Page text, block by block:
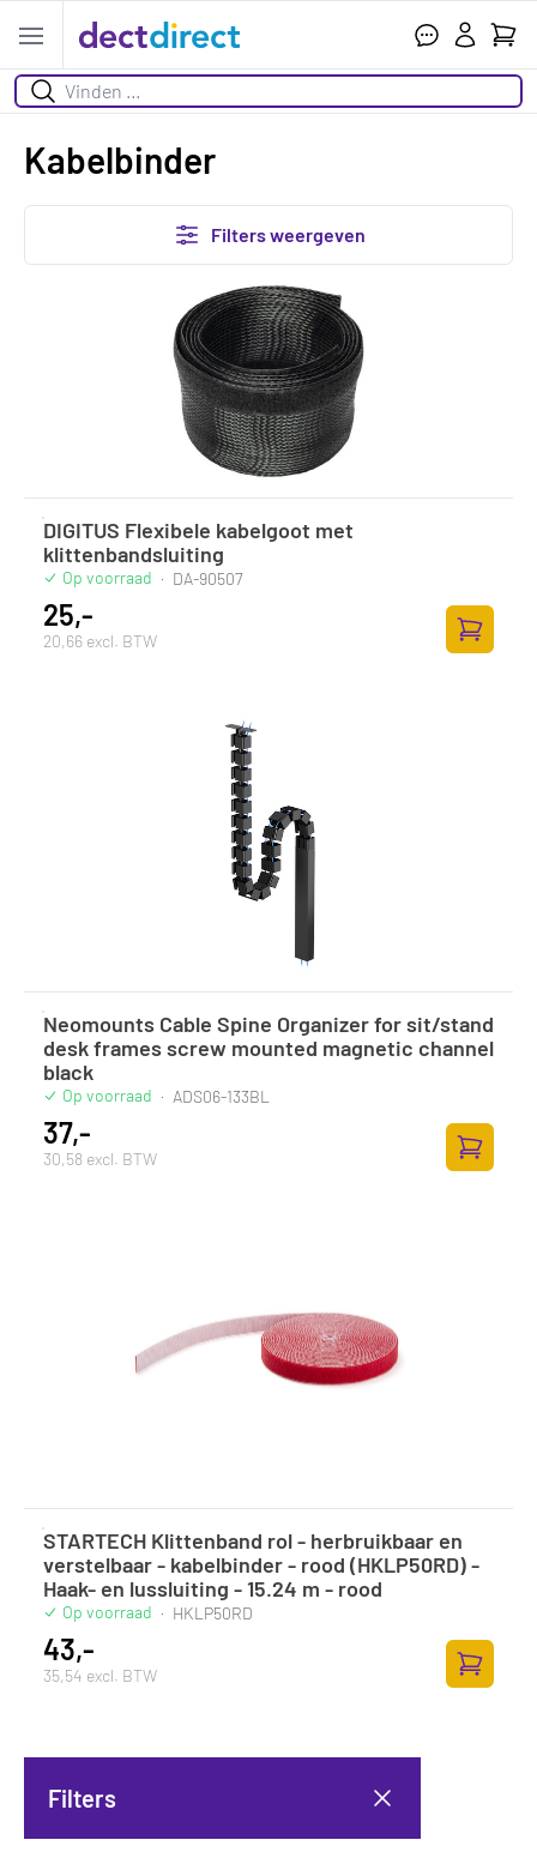
Open menu
Zoeken
Kabelbinder
Filters weergeven
Filters
DIGITUS Flexibele kabelgoot met
klittenbandsluiting
Op voorraad · DA-90507
25,-
20,66 excl. BTW
Neomounts Cable Spine Organizer for sit/stand
desk frames screw mounted magnetic channel
black
Op voorraad · ADS06-133BL
37,-
30,58 excl. BTW
STARTECH Klittenband rol - herbruikbaar en
verstelbaar - kabelbinder - rood (HKLP50RD) -
Haak- en lussluiting - 15.24 m - rood
Op voorraad · HKLP50RD
43,-
35,54 excl. BTW